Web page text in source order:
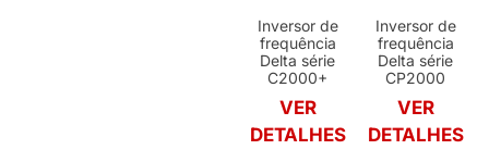
Inversor de
frequência
Delta série
C2000+
VER
DETALHES
Inversor de
frequência
Delta série
CP2000
VER
DETALHES